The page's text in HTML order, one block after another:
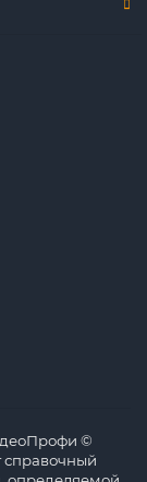
©
справочный